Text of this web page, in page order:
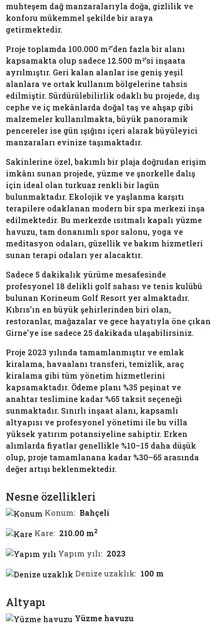
muhteşem dağ manzaralarıyla doğa, gizlilik ve
konforu mükemmel şekilde bir araya
getirmektedir.
Proje toplamda 100.000 m²’den fazla bir alanı
kapsamakta olup sadece 12.500 m²’si inşaata
ayrılmıştır. Geri kalan alanlar ise geniş yeşil
alanlara ve ortak kullanım bölgelerine tahsis
edilmiştir. Sürdürülebilirlik odaklı bu projede, dış
cephe ve iç mekânlarda doğal taş ve ahşap gibi
malzemeler kullanılmakta, büyük panoramik
pencereler ise gün ışığını içeri alarak büyüleyici
manzaraları evinize taşımaktadır.
Sakinlerine özel, bakımlı bir plaja doğrudan erişim
imkânı sunan projede, yüzme ve şnorkelle dalış
için ideal olan turkuaz renkli bir lagün
bulunmaktadır. Ekolojik ve yaşlanma karşıtı
terapilere odaklanan modern bir spa merkezi inşa
edilmektedir. Bu merkezde ısıtmalı kapalı yüzme
havuzu, tam donanımlı spor salonu, yoga ve
meditasyon odaları, güzellik ve bakım hizmetleri
sunan terapi odaları yer alacaktır.
Sadece 5 dakikalık yürüme mesafesinde
profesyonel 18 delikli golf sahası ve tenis kulübü
bulunan Korineum Golf Resort yer almaktadır.
Kıbrıs’ın en büyük şehirlerinden biri olan,
restoranlar, mağazalar ve gece hayatıyla öne çıkan
Girne’ye ise sadece 25 dakikada ulaşabilirsiniz.
Proje 2023 yılında tamamlanmıştır ve emlak
kiralama, havaalanı transferi, temizlik, araç
kiralama gibi tüm yönetim hizmetlerini
kapsamaktadır. Ödeme planı %35 peşinat ve
anahtar teslimine kadar %65 taksit seçeneği
sunmaktadır. Sınırlı inşaat alanı, kapsamlı
altyapısı ve profesyonel yönetimi ile bu villa
yüksek yatırım potansiyeline sahiptir. Erken
alımlarda fiyatlar genellikle %10–15 daha düşük
olup, proje tamamlanana kadar %30–65 arasında
değer artışı beklenmektedir.
Nesne özellikleri
Konum: Bahçeli
Kare: 210.00 m2
Yapım yılı: 2023
Denize uzaklık: 100 m
Altyapı
Yüzme havuzu